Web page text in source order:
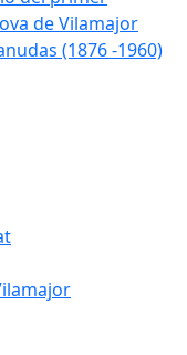
de Vilamajor
(1876 -1960)